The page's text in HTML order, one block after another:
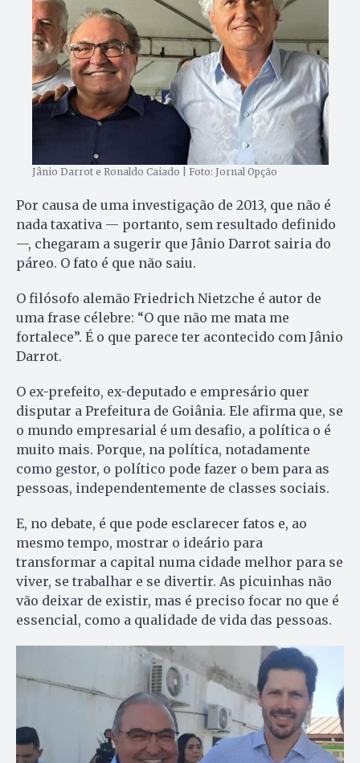
Jânio Darrot e Ronaldo Caiado | Foto: Jornal Opção
Por causa de uma investigação de 2013, que não é
nada taxativa — portanto, sem resultado definido
—, chegaram a sugerir que Jânio Darrot sairia do
páreo. O fato é que não saiu.
O filósofo alemão Friedrich Nietzche é autor de
uma frase célebre: “O que não me mata me
fortalece”. É o que parece ter acontecido com Jânio
Darrot.
O ex-prefeito, ex-deputado e empresário quer
disputar a Prefeitura de Goiânia. Ele afirma que, se
o mundo empresarial é um desafio, a política o é
muito mais. Porque, na política, notadamente
como gestor, o político pode fazer o bem para as
pessoas, independentemente de classes sociais.
E, no debate, é que pode esclarecer fatos e, ao
mesmo tempo, mostrar o ideário para
transformar a capital numa cidade melhor para se
viver, se trabalhar e se divertir. As picuinhas não
vão deixar de existir, mas é preciso focar no que é
essencial, como a qualidade de vida das pessoas.